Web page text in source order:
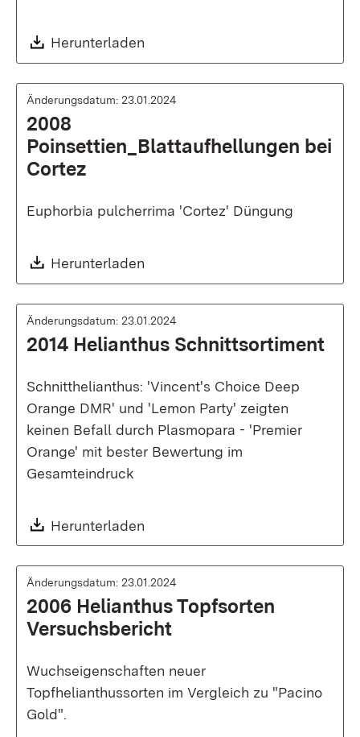
Download:
Herunterladen
Änderungsdatum: 23.01.2024
2008
Poinsettien_Blattaufhellungen bei
Cortez
Euphorbia pulcherrima 'Cortez' Düngung
Download:
Herunterladen
Änderungsdatum: 23.01.2024
2014 Helianthus Schnittsortiment
Schnitthelianthus: 'Vincent's Choice Deep
Orange DMR' und 'Lemon Party' zeigten
keinen Befall durch Plasmopara - 'Premier
Orange' mit bester Bewertung im
Gesamteindruck
Download:
Herunterladen
Änderungsdatum: 23.01.2024
2006 Helianthus Topfsorten
Versuchsbericht
Wuchseigenschaften neuer
Topfhelianthussorten im Vergleich zu "Pacino
Gold".